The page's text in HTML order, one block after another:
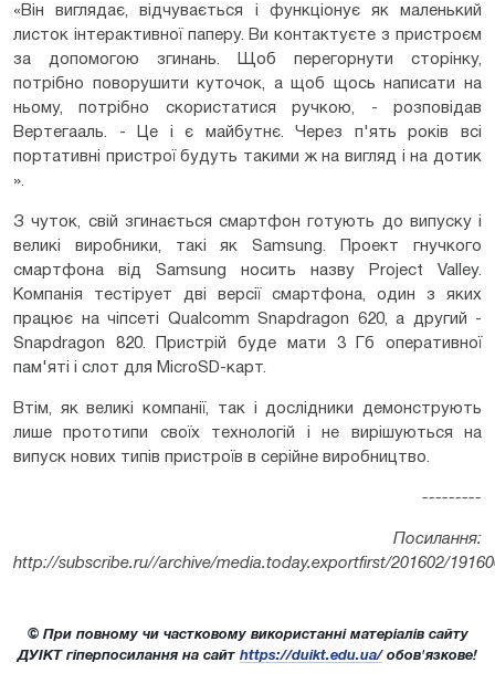
«Він виглядає, відчувається і функціонує як маленький
листок інтерактивної паперу. Ви контактуєте з пристроєм
за допомогою згинань. Щоб перегорнути сторінку,
потрібно поворушити куточок, а щоб щось написати на
ньому, потрібно скористатися ручкою, - розповідав
Вертегааль. - Це і є майбутнє. Через п'ять років всі
портативні пристрої будуть такими ж на вигляд і на дотик
».
З чуток, свій згинається смартфон готують до випуску і
великі виробники, такі як Samsung. Проект гнучкого
смартфона від Samsung носить назву Project Valley.
Компанія теcтірует дві версії смартфона, один з яких
працює на чіпсеті Qualcomm Snapdragon 620, а другий -
Snapdragon 820. Пристрій буде мати 3 Гб оперативної
пам'яті і слот для MicroSD-карт.
Втім, як великі компанії, так і дослідники демонструють
лише прототипи своїх технологій і не вирішуються на
випуск нових типів пристроїв в серійне виробництво.
---------
Посилання:
http://subscribe.ru//archive/media.today.exportfirst/201602/
© При повному чи частковому використанні матеріалів сайту
ДУІКТ гіперпосилання на сайт https://duikt.edu.ua/обов'язкове!